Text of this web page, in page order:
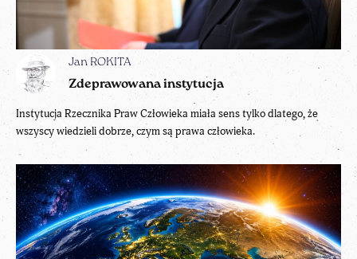
Jan ROKITA
Zdeprawowana instytucja
Instytucja Rzecznika Praw Człowieka miała sens tylko dlatego, że
wszyscy wiedzieli dobrze, czym są prawa człowieka.